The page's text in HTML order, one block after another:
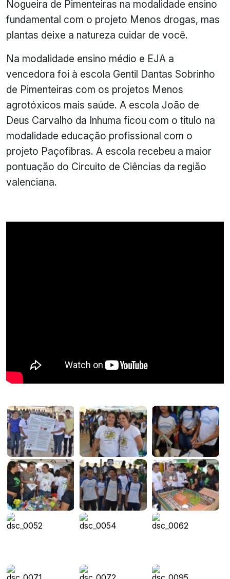
Nogueira de Pimenteiras na modalidade ensino
fundamental com o projeto Menos drogas, mas
plantas deixe a natureza cuidar de você.
Na modalidade ensino médio e EJA a
vencedora foi à escola Gentil Dantas Sobrinho
de Pimenteiras com os projetos Menos
agrotóxicos mais saúde. A escola João de
Deus Carvalho da Inhuma ficou com o titulo na
modalidade educação profissional com o
projeto Paçofibras. A escola recebeu a maior
pontuação do Circuito de Ciências da região
valenciana.